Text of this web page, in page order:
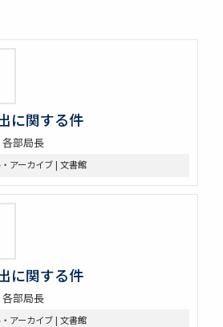
に関する件
各部局長
アーカイブ | 文書館
に関する件
各部局長
アーカイブ | 文書館